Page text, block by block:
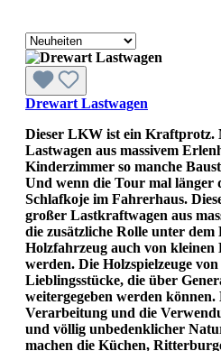
Drewart Lastwagen
Dieser LKW ist ein Kraftprotz.
Lastwagen aus massivem
Kinderzimmer so manche
Und wenn die Tour mal länger
Schlafkoje im Fahrerhaus.
großer Lastkraftwagen aus
die zusätzliche Rolle unter dem
Holzfahrzeug auch von
werden. Die Holzspielzeuge
Lieblingsstücke, die über
weitergegeben werden
Verarbeitung und die
und völlig unbedenklicher
machen die Küchen,